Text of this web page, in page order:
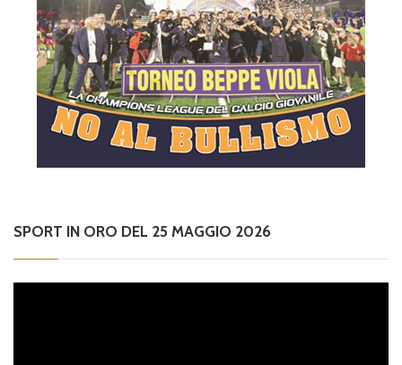
SPORT IN ORO DEL 25 MAGGIO 2026